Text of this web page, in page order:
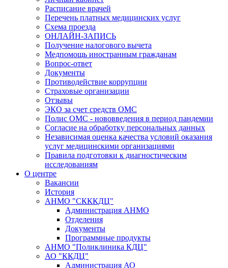
Расписание врачей
Перечень платных медицинских услуг
Схема проезда
ОНЛАЙН-ЗАПИСЬ
Получение налогового вычета
Медпомощь иностранным гражданам
Вопрос-ответ
Документы
Противодействие коррупции
Страховые организации
Отзывы
ЭКО за счет средств ОМС
Полис ОМС - нововведения в период пандемии
Согласие на обработку персональных данных
Независимая оценка качества условий оказания
услуг медицинскими организациями
Правила подготовки к диагностическим
исследованиям
О центре
Вакансии
История
АНМО "СКККДЦ"
Администрация АНМО
Отделения
Документы
Программные продукты
АНМО "Поликлиника КДЦ"
АО "ККДЦ"
Администрация АО